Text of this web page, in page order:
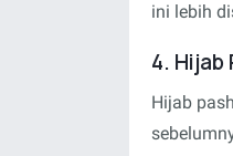
ini lebih
4. Hijab
Hijab